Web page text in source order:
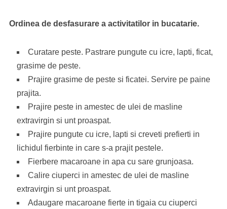
Ordinea de desfasurare a activitatilor in bucatarie.
Curatare peste. Pastrare pungute cu icre, lapti, ficat,
grasime de peste.
Prajire grasime de peste si ficatei. Servire pe paine
prajita.
Prajire peste in amestec de ulei de masline
extravirgin si unt proaspat.
Prajire pungute cu icre, lapti si creveti prefierti in
lichidul fierbinte in care s-a prajit pestele.
Fierbere macaroane in apa cu sare grunjoasa.
Calire ciuperci in amestec de ulei de masline
extravirgin si unt proaspat.
Adaugare macaroane fierte in tigaia cu ciuperci